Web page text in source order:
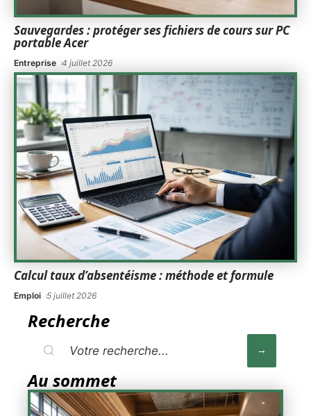
Sauvegardes : protéger ses fichiers de cours sur PC
portable Acer
Entreprise 4 juillet 2026
Calcul taux d’absentéisme : méthode et formule
Emploi 5 juillet 2026
Recherche
Au sommet